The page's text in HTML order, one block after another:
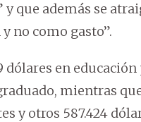
que además se
no como gasto”.
dólares en
mientras
y otros 587.424